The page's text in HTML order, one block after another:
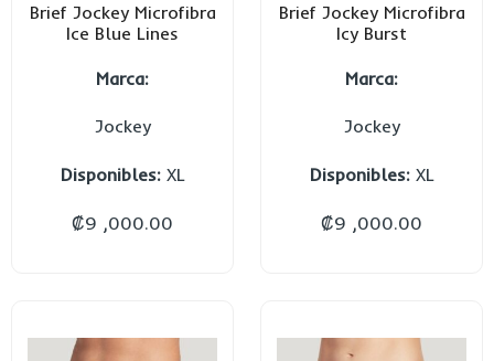
Brief Jockey Microfibra
Ice Blue Lines
Marca:
Jockey
Disponibles:XL
₡9 ,000.00
Brief Jockey Microfibra
Icy Burst
Marca:
Jockey
Disponibles:XL
₡9 ,000.00